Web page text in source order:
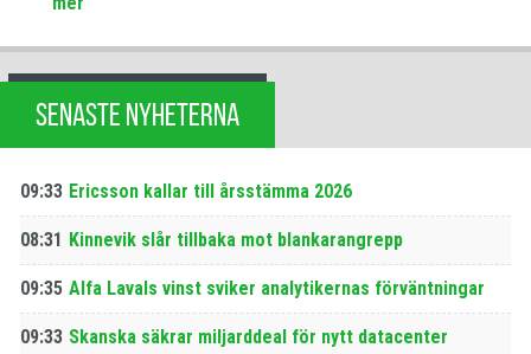
SENASTE NYHETERNA
09:33 Ericsson kallar till årsstämma 2026
08:31 Kinnevik slår tillbaka mot blankarangrepp
09:35 Alfa Lavals vinst sviker analytikernas förväntningar
09:33 Skanska säkrar miljarddeal för nytt datacenter